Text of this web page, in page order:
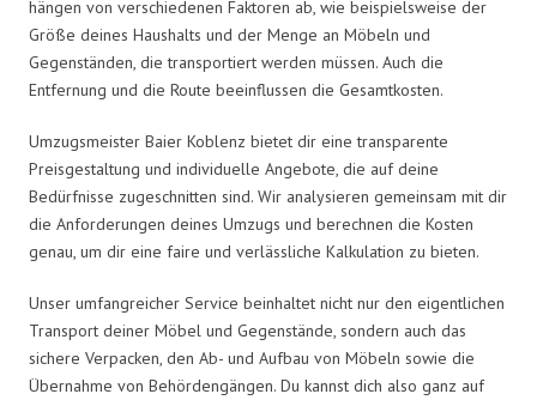
hängen von verschiedenen Faktoren ab, wie beispielsweise der
Größe deines Haushalts und der Menge an Möbeln und
Gegenständen, die transportiert werden müssen. Auch die
Entfernung und die Route beeinflussen die Gesamtkosten.
Umzugsmeister Baier Koblenz bietet dir eine transparente
Preisgestaltung und individuelle Angebote, die auf deine
Bedürfnisse zugeschnitten sind. Wir analysieren gemeinsam mit dir
die Anforderungen deines Umzugs und berechnen die Kosten
genau, um dir eine faire und verlässliche Kalkulation zu bieten.
Unser umfangreicher Service beinhaltet nicht nur den eigentlichen
Transport deiner Möbel und Gegenstände, sondern auch das
sichere Verpacken, den Ab- und Aufbau von Möbeln sowie die
Übernahme von Behördengängen. Du kannst dich also ganz auf